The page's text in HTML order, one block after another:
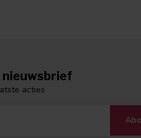
nieuwsbrief
acties